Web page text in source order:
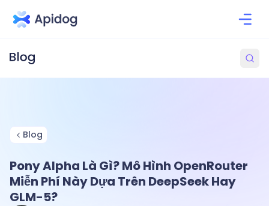
Blog
Pony Alpha Là Gì? Mô Hình OpenRouter
Miễn Phí Này Dựa Trên DeepSeek Hay
GLM-5?